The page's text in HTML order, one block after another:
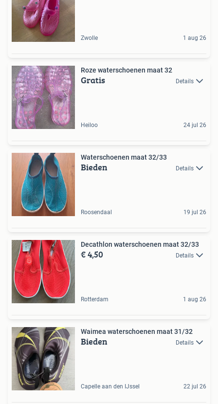
Zwolle 1 aug 26
Roze waterschoenen maat 32
Gratis Details
Heiloo 24 jul 26
Waterschoenen maat 32/33
Bieden Details
Roosendaal 19 jul 26
Decathlon waterschoenen maat 32/33
€ 4,50 Details
Rotterdam 1 aug 26
Waimea waterschoenen maat 31/32
Bieden Details
Capelle aan den IJssel 22 jul 26